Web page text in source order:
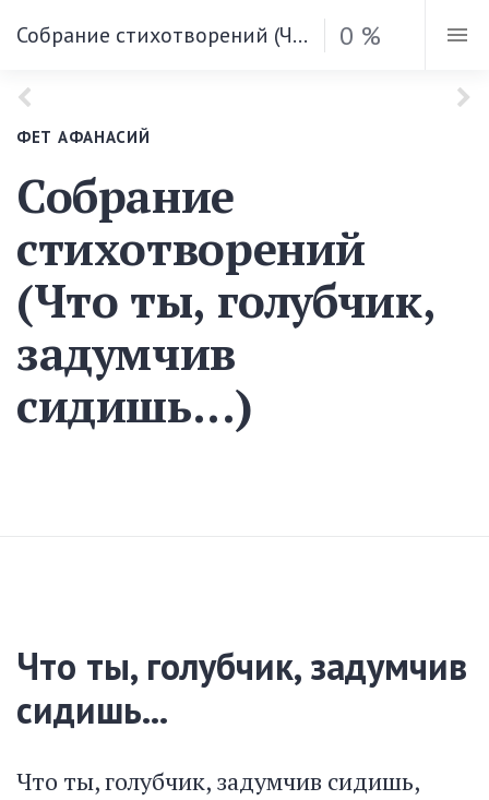
Собрание стихотворений (Что ты, голубчик, задумчив сидишь...) 0 %
ФЕТ АФАНАСИЙ
Собрание
стихотворений
(Что ты, голубчик,
задумчив
сидишь...)
Что ты, голубчик, задумчив
сидишь...
Что ты, голубчик, задумчив сидишь,